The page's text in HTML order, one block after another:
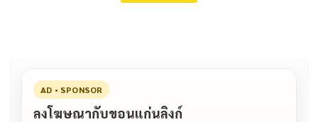
AD • SPONSOR
ลงโฆษณากับขอนแก่นลิงก์